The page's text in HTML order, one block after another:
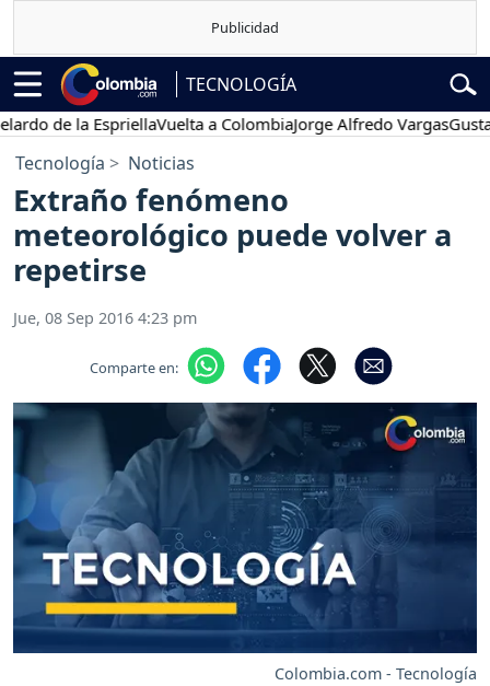
TECNOLOGÍA
de la EspriellaVuelta a ColombiaJorge Alfredo VargasGustavo
Tecnología Noticias
Extraño fenómeno
meteorológico puede volver a
repetirse
Jue, 08 Sep 2016 4:23 pm
Comparte en:
Colombia.com - Tecnología